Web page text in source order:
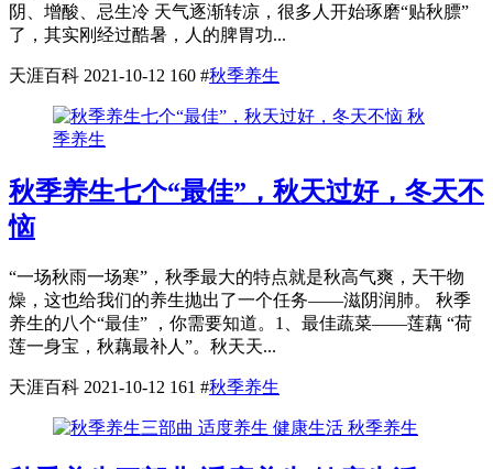
阴、增酸、忌生冷 天气逐渐转凉，很多人开始琢磨“贴秋膘”
了，其实刚经过酷暑，人的脾胃功...
天涯百科 2021-10-12 160 #秋季养生
秋
季养生
秋季养生七个“最佳”，秋天过好，冬天不
恼
“一场秋雨一场寒”，秋季最大的特点就是秋高气爽，天干物
燥，这也给我们的养生抛出了一个任务——滋阴润肺。 秋季
养生的八个“最佳” ，你需要知道。1、最佳蔬菜——莲藕 “荷
莲一身宝，秋藕最补人”。秋天天...
天涯百科 2021-10-12 161 #秋季养生
秋季养生